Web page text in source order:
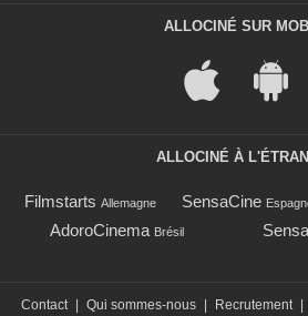
ALLOCINÉ SUR
ALLOCINÉ À
Filmstarts Allemagne SensaCine
AdoroCinema Brésil
Contact Qui sommes-nous Recrutement